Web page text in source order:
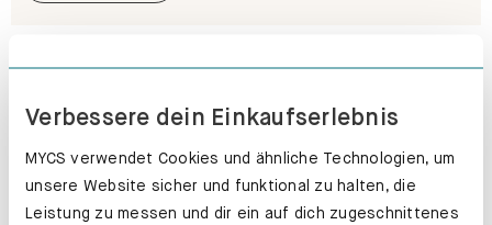
Verbessere dein Einkaufserlebnis
MYCS verwendet Cookies und ähnliche Technologien, um
unsere Website sicher und funktional zu halten, die
Leistung zu messen und dir ein auf dich zugeschnittenes